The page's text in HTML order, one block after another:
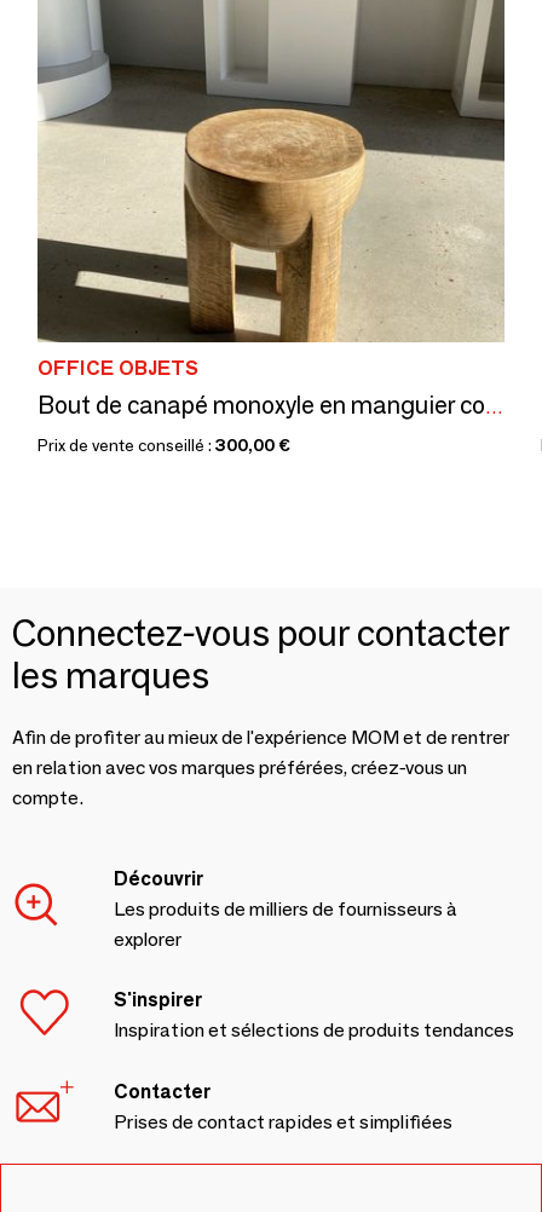
OFFICE OBJETS
Bout de canapé monoxyle en manguier couleur naturelle assise demi-cercle
Prix de vente conseillé : 300,00 €
Connectez-vous pour contacter
les marques
Afin de profiter au mieux de l'expérience MOM et de rentrer
en relation avec vos marques préférées, créez-vous un
compte.
Découvrir
Les produits de milliers de fournisseurs à
explorer
S'inspirer
Inspiration et sélections de produits tendances
Contacter
Prises de contact rapides et simplifiées